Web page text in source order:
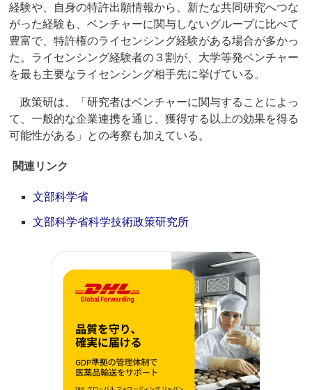
経験や、自身の特許出願情報から、新たな共同研究へつな
がった経験も、ベンチャーに関与しないグループに比べて
豊富で、特許権のライセンシング経験がある場合が多かっ
た。ライセンシング経験者の３割が、大学等発ベンチャー
を最も主要なライセンシング相手先に挙げている。
政策研は、「研究者はベンチャーに関与することによっ
て、一般的な企業連携を通じ、獲得する以上の効果を得る
可能性がある」との考察も加えている。
関連リンク
文部科学省
文部科学省科学技術政策研究所